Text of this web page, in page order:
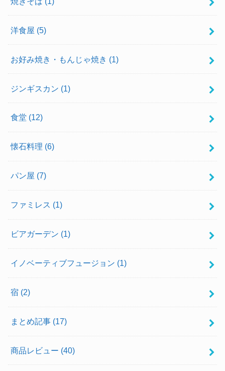
洋食屋 (5)
お好み焼き・もんじゃ焼き (1)
ジンギスカン (1)
食堂 (12)
懐石料理 (6)
パン屋 (7)
ファミレス (1)
ビアガーデン (1)
イノベーティブフュージョン (1)
宿 (2)
まとめ記事 (17)
商品レビュー (40)